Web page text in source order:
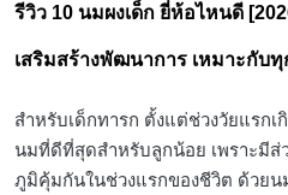
รีวิว 10 นมผงเด็ก ยี่ห้อไหนดี
เสริมสร้างพัฒนาการ เหมาะกับทุ
สำหรับเด็กทารก ตั้งแต่ช่วงวัยแรก
นมที่ดีที่สุดสำหรับลูกน้อย เพราะมีส่
ภูมิคุ้มกันในช่วงแรกของชีวิต ด้วย